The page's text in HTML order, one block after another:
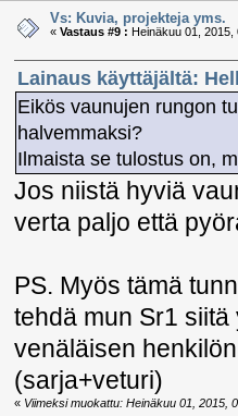
Vs: Kuvia, projekteja yms.
« Vastaus #9 : Heinäkuu 01, 2015,
Lainaus käyttäjältä:
Eikös vaunujen rungon
halvemmaksi?
Ilmaista se tulostus on,
Jos niistä hyviä
verta paljo että
PS. Myös tämä
tehdä mun Sr1
venäläisen
(sarja+veturi)
« Viimeksi muokattu: Heinäkuu 01, 2015,